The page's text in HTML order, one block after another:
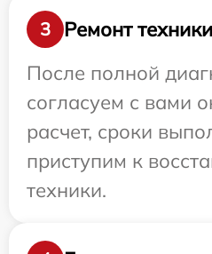
3
Ремонт техники
После полной
согласуем с вами
расчет, сроки
приступим к
техники.